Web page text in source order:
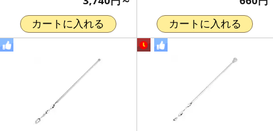
カートに入れる カートに入れる